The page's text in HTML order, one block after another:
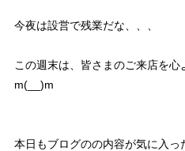
今夜は設営で残業だな、、、
この週末は、皆さまのご来店を
m(__)m
本日もブログのの内容が気に入っ